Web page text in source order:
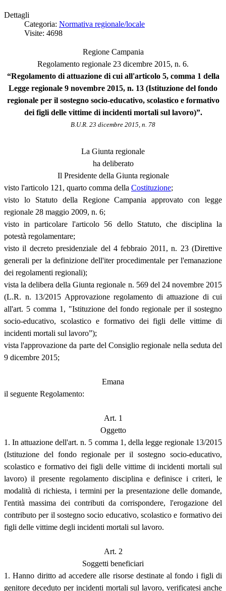
Dettagli
Categoria: Normativa regionale/locale
Visite: 4698
Regione Campania
Regolamento regionale 23 dicembre 2015, n. 6.
“Regolamento di attuazione di cui all'articolo 5, comma 1 della
Legge regionale 9 novembre 2015, n. 13 (Istituzione del fondo
regionale per il sostegno socio-educativo, scolastico e formativo
dei figli delle vittime di incidenti mortali sul lavoro)”.
B.U.R. 23 dicembre 2015, n. 78
La Giunta regionale
ha deliberato
Il Presidente della Giunta regionale
visto l'articolo 121, quarto comma della Costituzione;
visto lo Statuto della Regione Campania approvato con legge
regionale 28 maggio 2009, n. 6;
visto in particolare l'articolo 56 dello Statuto, che disciplina la
potestà regolamentare;
visto il decreto presidenziale del 4 febbraio 2011, n. 23 (Direttive
generali per la definizione dell'iter procedimentale per l'emanazione
dei regolamenti regionali);
vista la delibera della Giunta regionale n. 569 del 24 novembre 2015
(L.R. n. 13/2015 Approvazione regolamento di attuazione di cui
all'art. 5 comma 1, "Istituzione del fondo regionale per il sostegno
socio-educativo, scolastico e formativo dei figli delle vittime di
incidenti mortali sul lavoro”);
vista l'approvazione da parte del Consiglio regionale nella seduta del
9 dicembre 2015;
Emana
il seguente Regolamento:
Art. 1
Oggetto
1. In attuazione dell'art. n. 5 comma 1, della legge regionale 13/2015
(Istituzione del fondo regionale per il sostegno socio-educativo,
scolastico e formativo dei figli delle vittime di incidenti mortali sul
lavoro) il presente regolamento disciplina e definisce i criteri, le
modalità di richiesta, i termini per la presentazione delle domande,
l'entità massima dei contributi da corrispondere, l'erogazione del
contributo per il sostegno socio educativo, scolastico e formativo dei
figli delle vittime degli incidenti mortali sul lavoro.
Art. 2
Soggetti beneficiari
1. Hanno diritto ad accedere alle risorse destinate al fondo i figli di
genitore deceduto per incidenti mortali sul lavoro, verificatesi anche